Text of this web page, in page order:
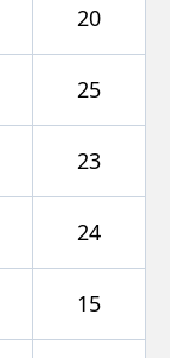
20
25
23
24
15